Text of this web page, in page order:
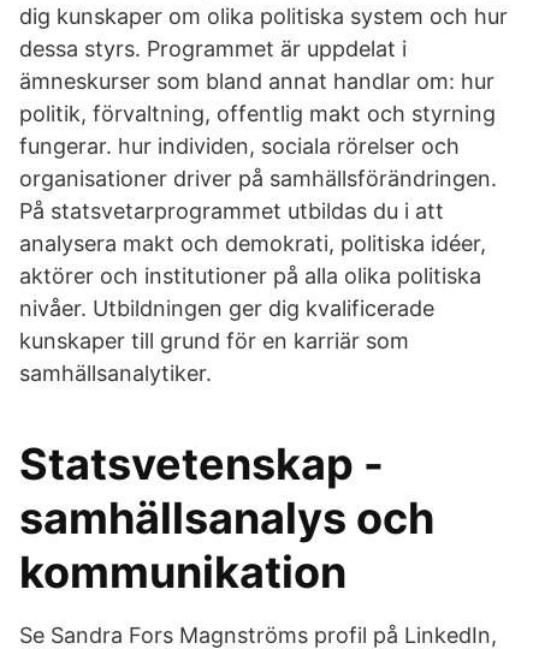
dig kunskaper om olika politiska system och hur
dessa styrs. Programmet är uppdelat i
ämneskurser som bland annat handlar om: hur
politik, förvaltning, offentlig makt och styrning
fungerar. hur individen, sociala rörelser och
organisationer driver på samhällsförändringen.
På statsvetarprogrammet utbildas du i att
analysera makt och demokrati, politiska idéer,
aktörer och institutioner på alla olika politiska
nivåer. Utbildningen ger dig kvalificerade
kunskaper till grund för en karriär som
samhällsanalytiker.
Statsvetenskap -
samhällsanalys och
kommunikation
Se Sandra Fors Magnströms profil på LinkedIn,